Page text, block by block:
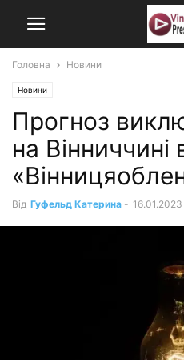
Головна Новини
Новини
Прогноз
на Вінниччині
Від Гуфельд Катерина - 16.01.2023